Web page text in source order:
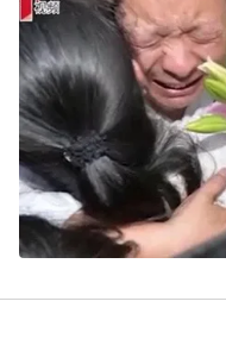
Khán giả
Giải sao mai
Sao
Du lịch
Làm đẹp
Chất lượng cuộc sống
Giáo dục
Tuyển sinh
Học trực tuyến
Công nghệ
Hitech Công nghệ
Sản phẩm
Thị trường
Giao lưu trực tuyến
Lịch phát sóng